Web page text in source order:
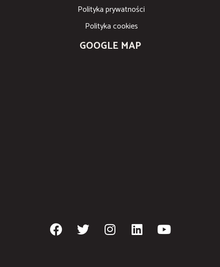
Polityka prywatności
Polityka cookies
GOOGLE MAP